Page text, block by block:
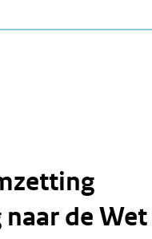
de Wet